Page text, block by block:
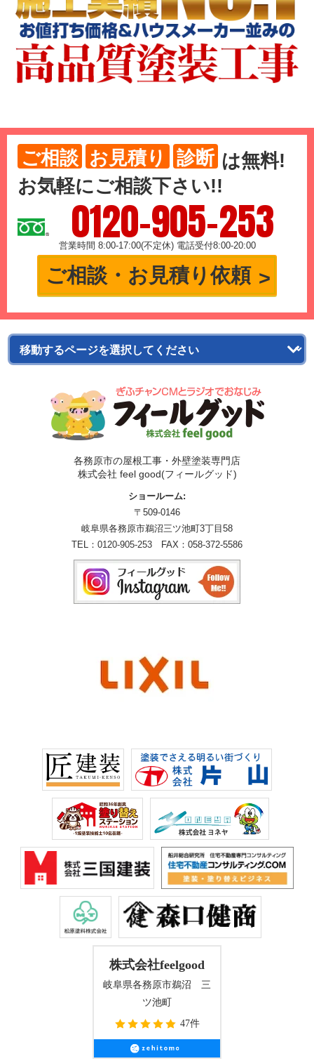
ご相談 お見積り 診断 は無料!
お気軽にご相談下さい!!
0120-905-253
営業時間 8:00-17:00(不定休) 電話受付8:00-20:00
ご相談・お見積り依頼
各務原市の屋根工事・外壁塗装専門店
株式会社 feel good(フィールグッド)
ショールーム:
〒509-0146
岐阜県各務原市鵜沼三ツ池町3丁目58
TEL： 0120-905-253 FAX：058-372-5586
株式会社feelgood
岐阜県各務原市鵜沼 三
ツ池町
47件